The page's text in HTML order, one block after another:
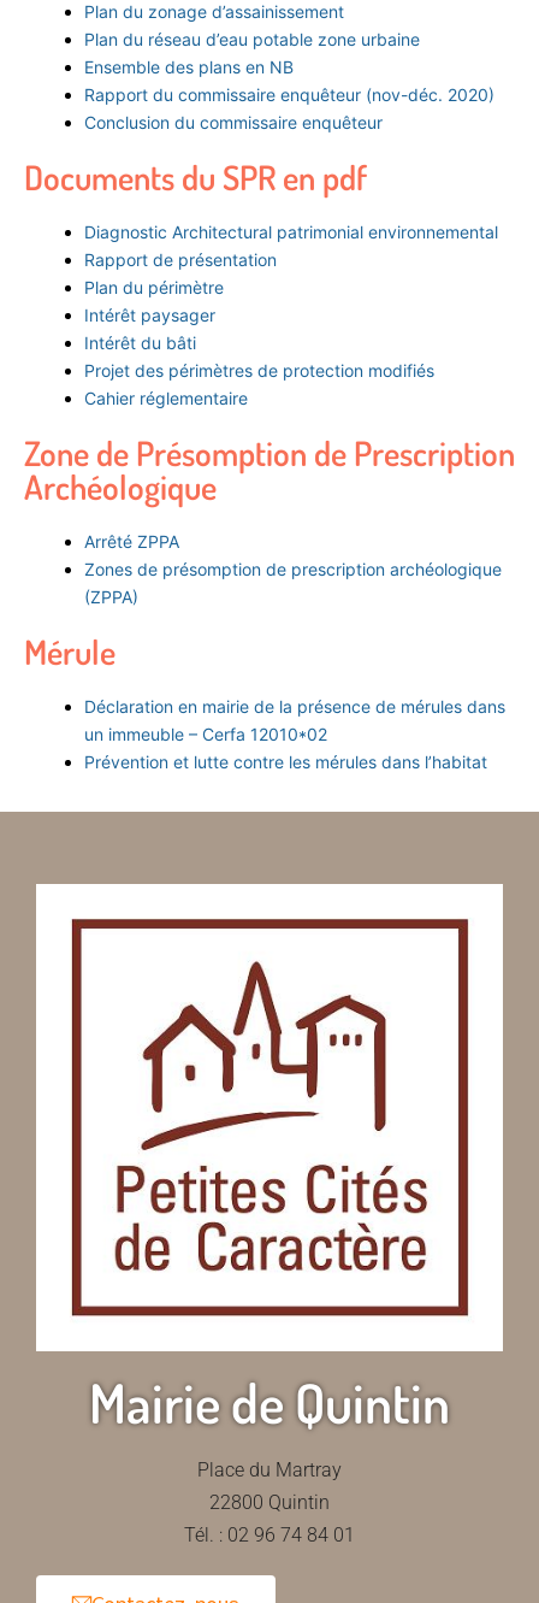
Plan du zonage d’assainissement
Plan du réseau d’eau potable zone urbaine
Ensemble des plans en NB
Rapport du commissaire enquêteur (nov-déc. 2020)
Conclusion du commissaire enquêteur
Documents du SPR en pdf
Diagnostic Architectural patrimonial environnemental
Rapport de présentation
Plan du périmètre
Intérêt paysager
Intérêt du bâti
Projet des périmètres de protection modifiés
Cahier réglementaire
Zone de Présomption de Prescription
Archéologique
Arrêté ZPPA
Zones de présomption de prescription archéologique
(ZPPA)
Mérule
Déclaration en mairie de la présence de mérules dans
un immeuble – Cerfa 12010*02
Prévention et lutte contre les mérules dans l’habitat
Mairie de Quintin
Place du Martray
22800 Quintin
Tél. : 02 96 74 84 01